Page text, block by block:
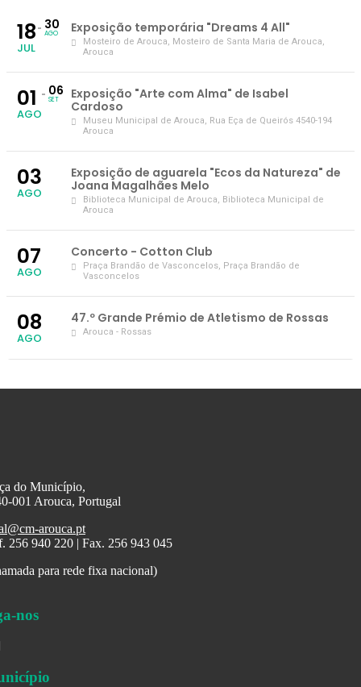
18
JUL
30
AGO Exposição temporária "Dreams 4 All"
Mosteiro de Arouca, Mosteiro de Santa Maria de Arouca,
Arouca
01
AGO
06
SET
Exposição "Arte com Alma" de Isabel
Cardoso
Museu Municipal de Arouca, Rua Eça de Queirós 4540-194
Arouca
03
AGO
Exposição de aguarela "Ecos da Natureza" de
Joana Magalhães Melo
Biblioteca Municipal de Arouca, Biblioteca Municipal de
Arouca
07
AGO
Concerto - Cotton Club
Praça Brandão de Vasconcelos, Praça Brandão de
Vasconcelos
08
AGO
47.º Grande Prémio de Atletismo de Rossas
Arouca - Rossas
do Município,
001 Arouca, Portugal
arouca.pt
256 940 220 | Fax. 256 943 045
para rede fixa nacional)
nos